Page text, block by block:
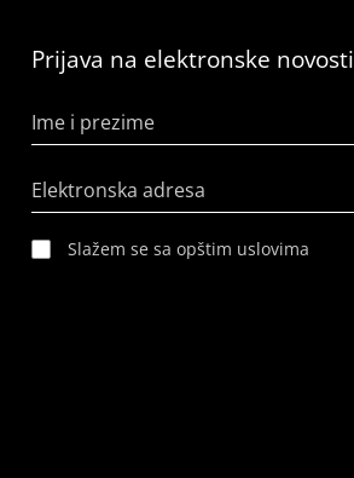
Prijava na elektronske novosti
Ime i prezime
Elektronska adresa
Slažem se sa opštim uslovima